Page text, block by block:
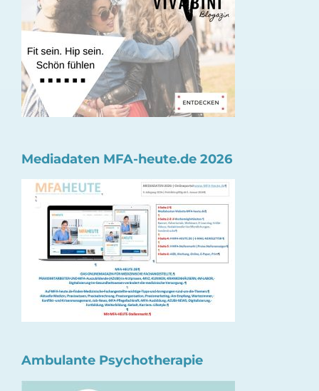
Mediadaten MFA-heute.de 2026
Ambulante Psychotherapie